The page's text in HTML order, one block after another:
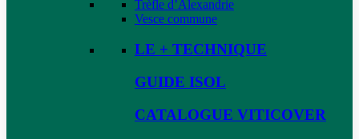
Trèfle d’Alexandrie
Vesce commune
LE + TECHNIQUE
GUIDE ISOL
CATALOGUE VITICOVER